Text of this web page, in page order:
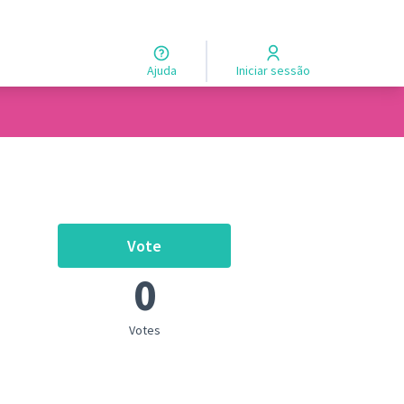
Ajuda Iniciar sessão
de recursos
VoteProposta z - fazer w
0
Votes